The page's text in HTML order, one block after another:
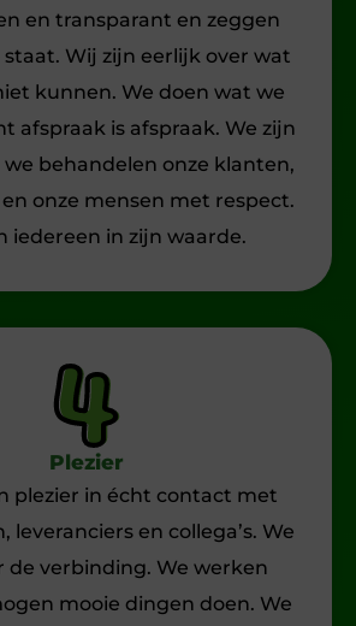
en transparant en zeggen
Wij zijn eerlijk over wat
kunnen. We doen wat we
afspraak is afspraak. We zijn
behandelen onze klanten,
onze mensen met respect.
iedereen in zijn waarde.
Plezier
plezier in écht contact met
leveranciers en collega’s. We
de verbinding. We werken
mooie dingen doen. We